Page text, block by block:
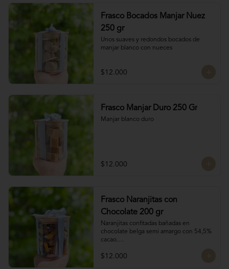
Frasco Bocados Manjar Nuez
250 gr
Unos suaves y redondos bocados de
manjar blanco con nueces
$12.000
Frasco Manjar Duro 250 Gr
Manjar blanco duro
$12.000
Frasco Naranjitas con
Chocolate 200 gr
Naranjitas confitadas bañadas en
chocolate belga semi amargo con 54,5%
cacao.
$12.000